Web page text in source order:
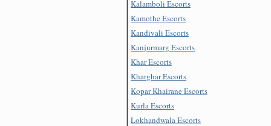
Kalamboli Escorts
Kamothe Escorts
Kandivali Escorts
Kanjurmarg Escorts
Khar Escorts
Kharghar Escorts
Kopar Khairane Escorts
Kurla Escorts
Lokhandwala Escorts